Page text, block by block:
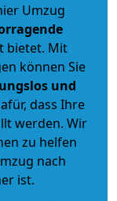
Umzug
bietet. Mit
können Sie
und
dass Ihre
werden. Wir
zu helfen
nach
ist.